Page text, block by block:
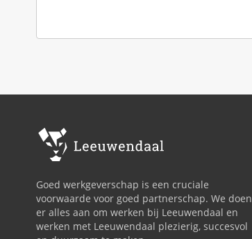
Goed werkgeverschap is een cruciale
voorwaarde voor goed partnerschap. We doen
er alles aan om werken bij Leeuwendaal en
werken met Leeuwendaal plezierig, succesvol